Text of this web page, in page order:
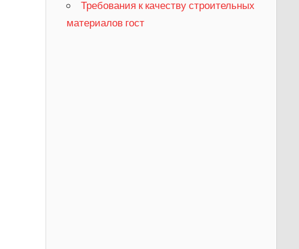
Требования к качеству строительных
материалов гост